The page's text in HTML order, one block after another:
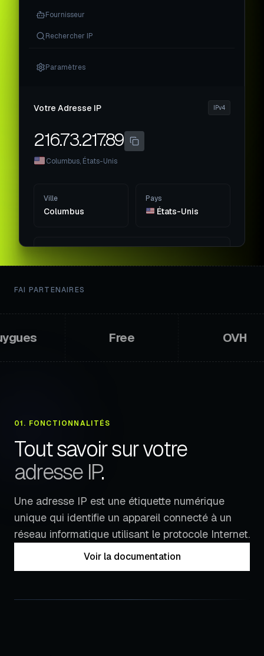
Fournisseur
Rechercher IP
Paramètres
Votre Adresse IP IPv4
216.73.217.89
Columbus, États-Unis
Ville
Columbus
Pays
États-Unis
Amazon.com, Inc.
FAI PARTENAIRES
01. FONCTIONNALITÉS
Tout savoir sur votre
adresse IP.
Une adresse IP est une étiquette numérique
unique qui identifie un appareil connecté à un
réseau informatique utilisant le protocole Internet.
Voir la documentation